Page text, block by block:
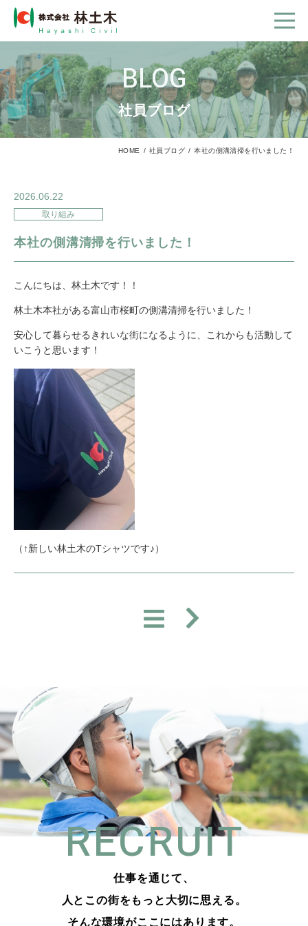
BLOG
社員ブログ
HOME 社員ブログ 本社の側溝清掃を行いました！
2026.06.22
取り組み
本社の側溝清掃を行いました！
こんにちは、林土木です！！
林土木本社がある富山市桜町の側溝清掃を行いました！
安心して暮らせるきれいな街になるように、これからも活動して
いこうと思います！
（↑新しい林土木のTシャツです♪）
RECRUIT
仕事を通じて、
人とこの街をもっと大切に思える。
そんな環境がここにはあります。